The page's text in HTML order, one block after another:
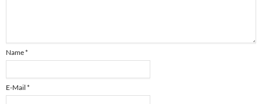
Name*
E-Mail *